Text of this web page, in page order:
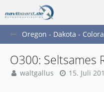
Oregon - Dakota -
O300: Seltsames
waltgallus 15. Juli